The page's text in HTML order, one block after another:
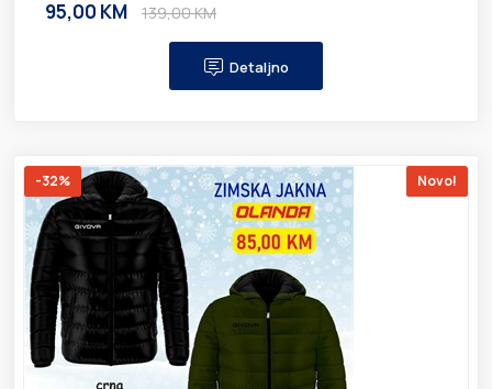
95,00 KM 139,00 KM
Detaljno
-32% Novo!